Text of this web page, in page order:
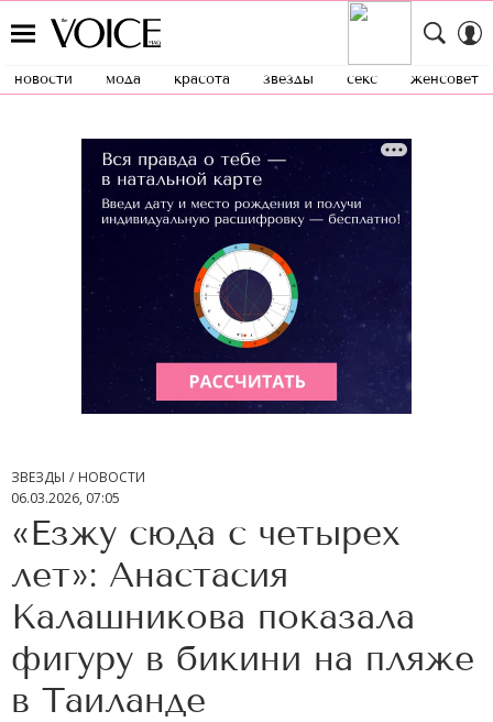
новости мода красота звезды секс женсовет
ЗВЕЗДЫ
НОВОСТИ
06.03.2026, 07:05
«Езжу сюда с четырех
лет»: Анастасия
Калашникова показала
фигуру в бикини на пляже
в Таиланде